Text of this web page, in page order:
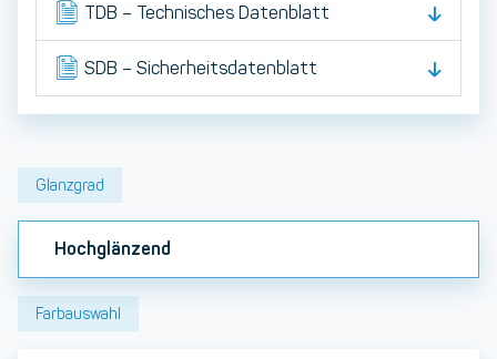
TDB – Technisches Datenblatt
SDB – Sicherheitsdatenblatt
Glanzgrad
Hochglänzend
Farbauswahl